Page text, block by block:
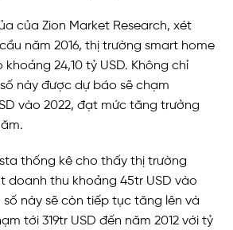
của Zion Market Research, xét
năm 2016, thị trường smart home
24,10 tỷ USD. Không chỉ
này được dự báo sẽ chạm
vào 2022, đạt mức tăng trưởng
thống kê cho thấy thị trường
doanh thu khoảng 45tr USD vào
này sẽ còn tiếp tục tăng lên và
tới 319tr USD đến năm 2012 với tỷ